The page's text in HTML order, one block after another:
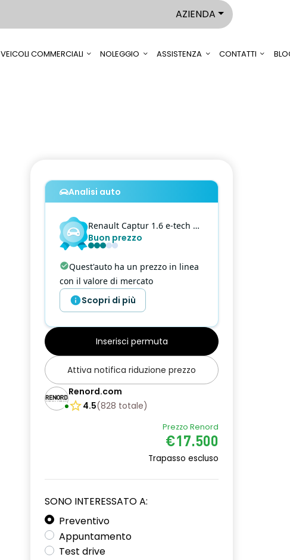
AZIENDA
VEICOLI COMMERCIALI NOLEGGIO ASSISTENZA CONTATTI
Analisi auto
Renault Captur 1.6 e-tech hybrid intens 145cv auto
Buon prezzo
Quest'auto ha un prezzo in linea
con il valore di mercato
Scopri di più
Inserisci permuta
Attiva notifica riduzione prezzo
Renord.com
4.5(828 totale)
Prezzo Renord
€17.500
Trapasso escluso
SONO INTERESSATO A:
Preventivo
Appuntamento
Test drive